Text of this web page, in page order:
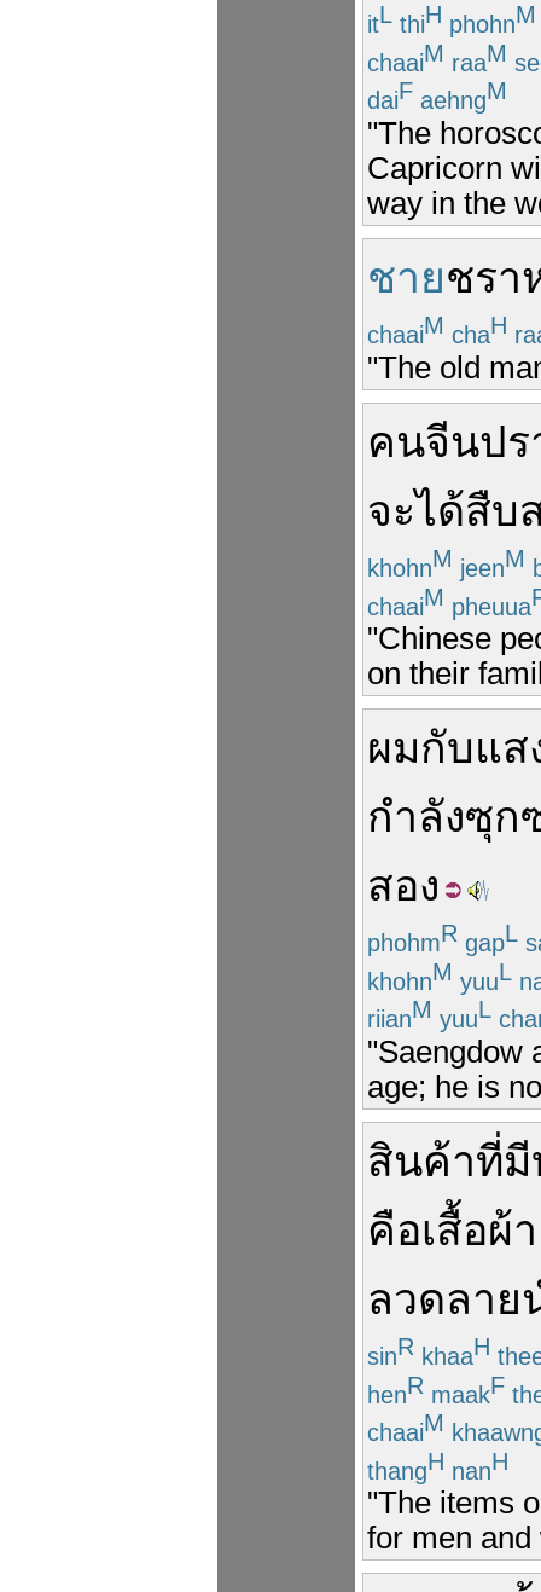
itL thiH phohnM
chaaiM raaM
daiF aehngM
"The
Capricorn
way in the
ชายชรา
chaaiM chaH
"The old
คนจีนปร
จะได้สืบ
khohnM jeenM
chaaiM pheuua
"Chinese
on their
ผมกับแส
กำลังซุก
สอง
phohmR gapL
khohnM yuuL
riianM yuuL
"Saengdow
age; he is
สินค้าที่มี
คือเสื้อผ้า
ลวดลาย
sinR khaaH
henR maakF
chaaiM
thangH nanH
"The items
for men